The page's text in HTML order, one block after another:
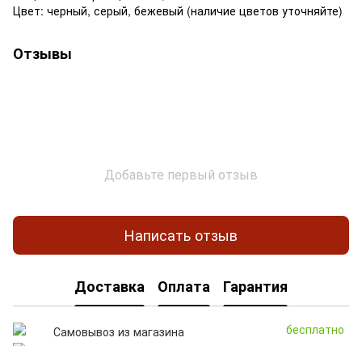
Цвет: черный, серый, бежевый (наличие цветов уточняйте)
Отзывы
Добавьте первый отзыв
Написать отзыв
Доставка Оплата Гарантия
Самовывоз из магазина
бесплатно